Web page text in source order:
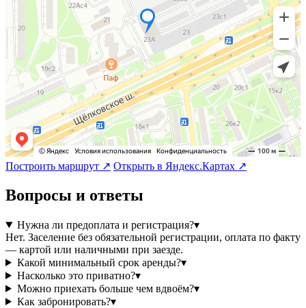
Построить маршрут ↗ Открыть в Яндекс.Картах ↗
Вопросы и ответы
Нужна ли предоплата и регистрация?▾
Нет. Заселение без обязательной регистрации, оплата по факту
— картой или наличными при заезде.
Какой минимальный срок аренды?▾
Насколько это приватно?▾
Можно приехать больше чем вдвоём?▾
Как забронировать?▾